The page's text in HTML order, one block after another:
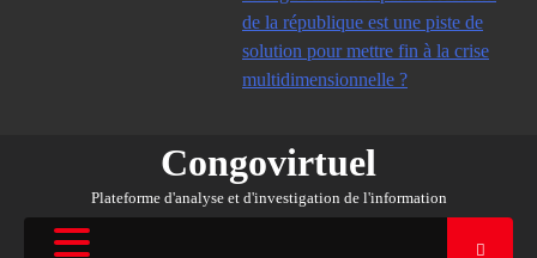
de la république est une piste de
solution pour mettre fin à la crise
multidimensionnelle ?
Congovirtuel
Plateforme d'analyse et d'investigation de l'information